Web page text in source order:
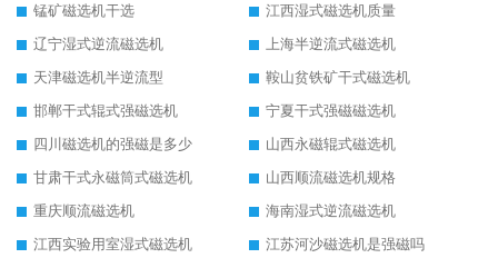
锰矿磁选机干选
江西湿式磁选机质量
辽宁湿式逆流磁选机
上海半逆流式磁选机
天津磁选机半逆流型
鞍山贫铁矿干式磁选机
邯郸干式辊式强磁选机
宁夏干式强磁磁选机
四川磁选机的强磁是多少
山西永磁辊式磁选机
甘肃干式永磁筒式磁选机
山西顺流磁选机规格
重庆顺流磁选机
海南湿式逆流磁选机
江西实验用室湿式磁选机
江苏河沙磁选机是强磁吗